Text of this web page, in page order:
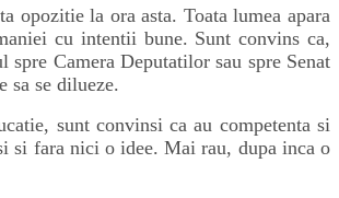
opozitie la ora asta. Toata lumea apara
cu intentii bune. Sunt convins ca,
Camera Deputatilor sau spre Senat
sa se dilueze.
sunt convinsi ca au competenta si
si fara nici o idee. Mai rau, dupa inca o